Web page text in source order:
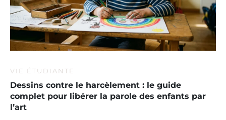
VIE ÉTUDIANTE
Dessins contre le harcèlement : le guide
complet pour libérer la parole des enfants par
l’art